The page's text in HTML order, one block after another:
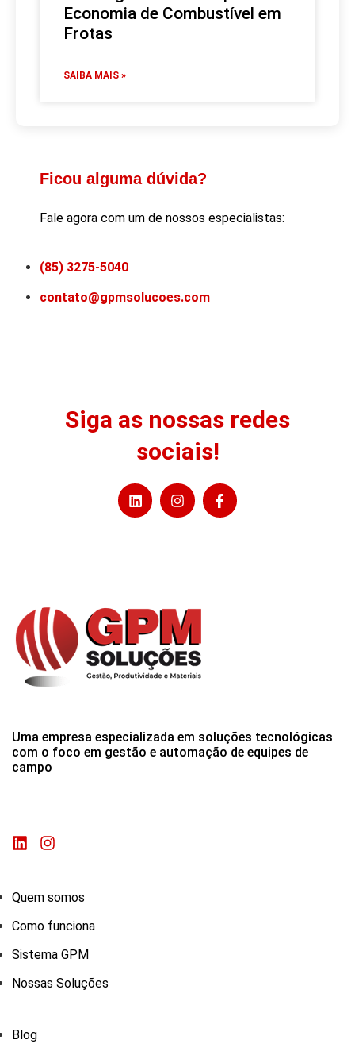
Economia de Combustível em
Frotas
SAIBA MAIS »
Ficou alguma dúvida?
Fale agora com um de nossos especialistas:
(85) 3275-5040
contato@gpmsolucoes.com
Siga as nossas redes
sociais!
Uma empresa especializada em soluções tecnológicas
com o foco em gestão e automação de equipes de
campo
Quem somos
Como funciona
Sistema GPM
Nossas Soluções
Blog